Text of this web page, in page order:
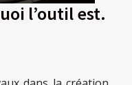
l’outil est.